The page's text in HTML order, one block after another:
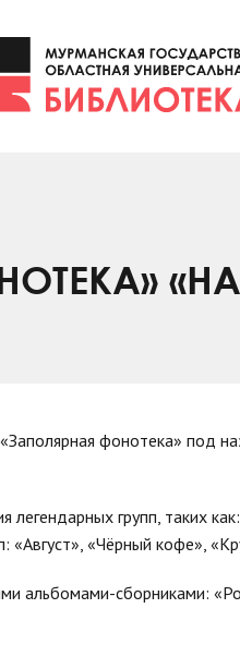
«НА
фонотека» под
групп, таких
«Чёрный кофе»,
альбомами-сборниками: